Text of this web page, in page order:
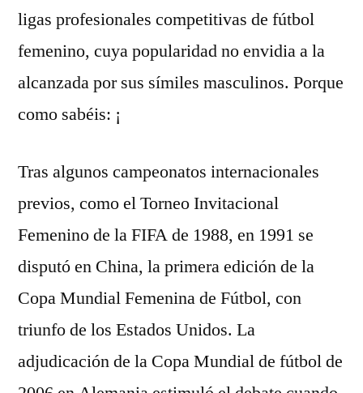
ligas profesionales competitivas de fútbol
femenino, cuya popularidad no envidia a la
alcanzada por sus símiles masculinos. Porque
como sabéis: ¡
Tras algunos campeonatos internacionales
previos, como el Torneo Invitacional
Femenino de la FIFA de 1988, en 1991 se
disputó en China, la primera edición de la
Copa Mundial Femenina de Fútbol, con
triunfo de los Estados Unidos. La
adjudicación de la Copa Mundial de fútbol de